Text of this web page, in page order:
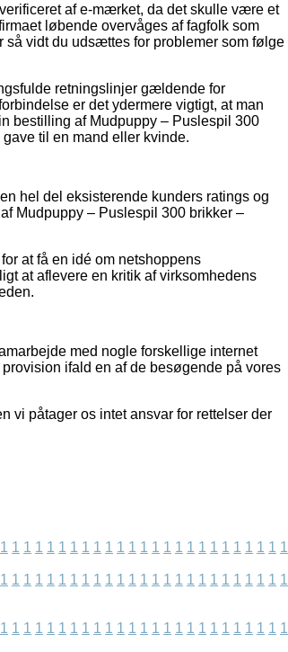
af e-mærket, da det skulle være et
løbende overvåges af fagfolk som
så vidt du udsættes for problemer som følge
retningslinjer gældende for
er det ydermere vigtigt, at man
bestilling af Mudpuppy – Puslespil 300
til en mand eller kvinde.
hel del eksisterende kunders ratings og
Mudpuppy – Puslespil 300 brikker –
at få en idé om netshoppens
at aflevere en kritik af virksomhedens
med nogle forskellige internet
ifald en af de besøgende på vores
vi påtager os intet ansvar for rettelser der
1 1 1 1 1 1 1 1 1 1 1 1 1 1 1 1 1 1 1 1 1 1 1 1 1
1 1 1 1 1 1 1 1 1 1 1 1 1 1 1 1 1 1 1 1 1 1 1 1 1
1 1 1 1 1 1 1 1 1 1 1 1 1 1 1 1 1 1 1 1 1 1 1 1 1